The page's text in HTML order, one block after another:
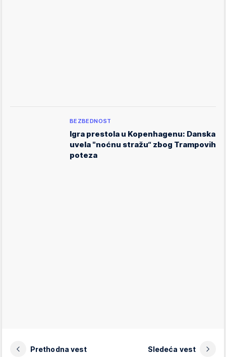
BEZBEDNOST
Igra prestola u Kopenhagenu: Danska
uvela "noćnu stražu“ zbog Trampovih
poteza
Prethodna vest Sledeća vest